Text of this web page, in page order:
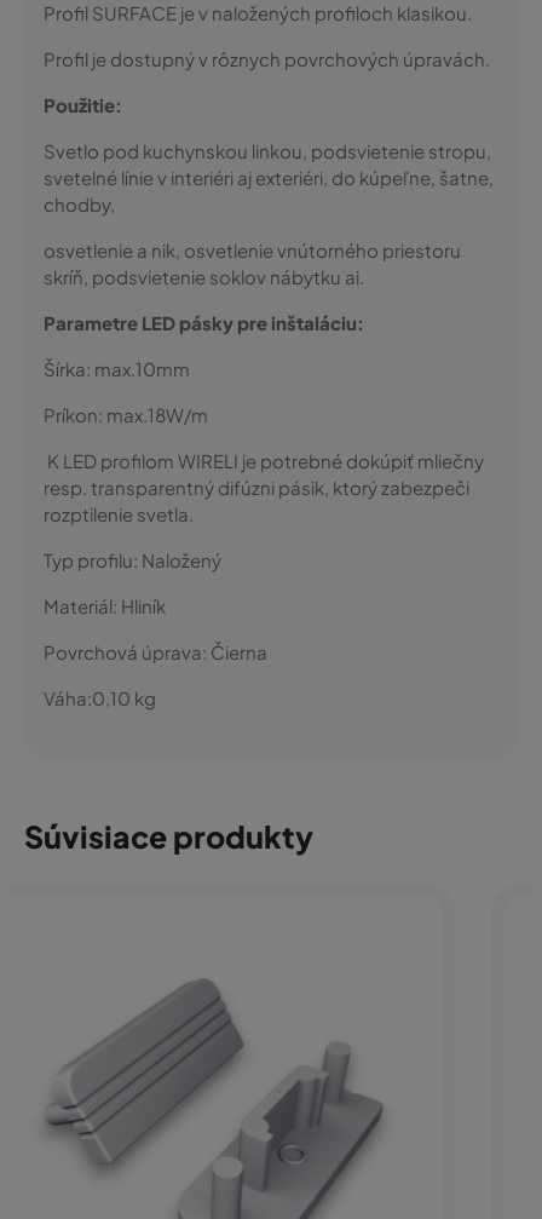
Profil SURFACE je v naložených profiloch klasikou.
Profil je dostupný v rôznych povrchových úpravách.
Použitie:
Svetlo pod kuchynskou linkou, podsvietenie stropu,
svetelné línie v interiéri aj exteriéri, do kúpeľne, šatne,
chodby,
osvetlenie a nik, osvetlenie vnútorného priestoru
skríň, podsvietenie soklov nábytku ai.
Parametre LED pásky pre inštaláciu:
Šírka: max.10mm
Príkon: max.18W/m
K LED profilom WIRELI je potrebné dokúpiť mliečny
resp. transparentný difúzni pásik, ktorý zabezpeči
rozptilenie svetla.
Typ profilu: Naložený
Materiál: Hliník
Povrchová úprava: Čierna
Váha:0,10 kg
Súvisiace produkty